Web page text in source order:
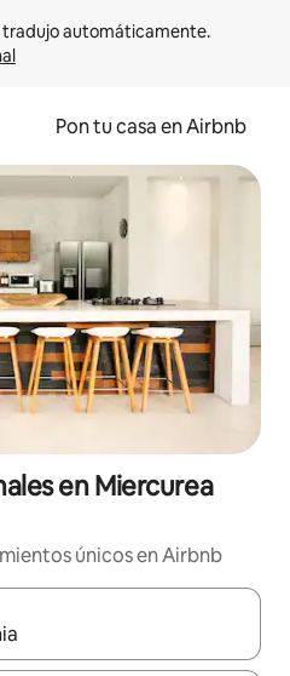
Pon tu casa en Airbnb
en Miercurea
únicos en Airbnb
disponibles, navega con las